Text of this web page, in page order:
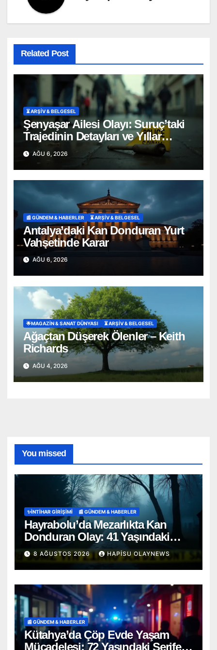
Related Post
⏳ ARŞİV & BELGESEL
Şenyaşar Ailesi Olayı: Suruç’taki
Trajedinin Detayları ve Yıllar
Süren Adalet Mücadelesi
AĞU 6, 2026
📰 GÜNDEM & HABERLER ⏳ ARŞİV & BELGESEL
Antalya’daki Kan Donduran Yurt
Vahşetinde Karar
AĞU 6, 2026
🌟MAGAZIN & SANAT DÜNYASI ⏳ ARŞİV & BELGESEL
Ağaçtan Düşerek Ölenler – Keith
Richards
AĞU 4, 2026
You missed
✨İNTIHAR GIRIŞIMI 📰 GÜNDEM & HABERLER
Hayrabolu’da Mezarlıkta Kan
Donduran Olay: 41 Yaşındaki
Şahıs Ağaca Asılı Bulundu
8 AĞUSTOS 2026 HAPISU OLAYNEWS
📰 GÜNDEM & HABERLER
Kütahya’da Çöp Evde Yaşam
Mücadelesi: 72 Yaşındaki Şerife